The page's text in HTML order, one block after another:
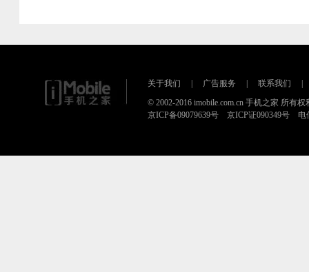
关于我们 广告服务 联系我们
© 2002-2016 imobile.com.cn 手机之家 所有权
京ICP备09079639号 京ICP证090349号 电